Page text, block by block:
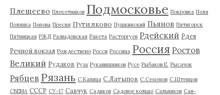
Плещеево Плохотников Подмосковье Покровка Поля
Полянка Попова Пресня Путилково Пушкинский Пьянов Пятигорск
Пятницкая РЖД Развадовская Ракета Расторгуев Рдейский Рдея
Речной вокзал Рождествено Росси Россина Россия Ростов
Великий Рудаков Руза Рукавишников Русе Рыбаков Е. Рысачок
Рябцев Рязань С.Капица С.Латыпов С.Семенов С.Штенцов
СВЕМА СССР СУ-17 Савчук Садиков Садовое кольцо Сальников Сан-